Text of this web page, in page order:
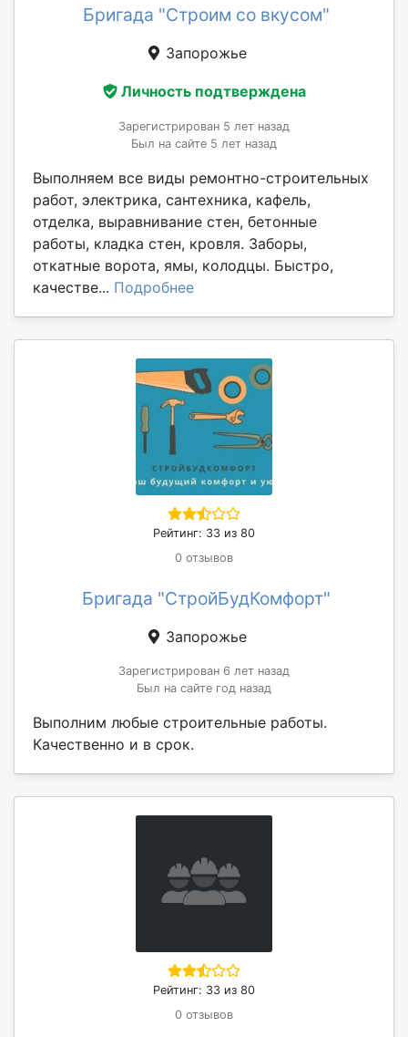
Бригада "Строим со вкусом"
Запорожье
Личность подтверждена
Зарегистрирован 5 лет назад
Был на сайте 5 лет назад
Выполняем все виды ремонтно-строительных
работ, электрика, сантехника, кафель,
отделка, выравнивание стен, бетонные
работы, кладка стен, кровля. Заборы,
откатные ворота, ямы, колодцы. Быстро,
качестве... Подробнее
Рейтинг: 33 из 80
0 отзывов
Бригада "СтройБудКомфорт"
Запорожье
Зарегистрирован 6 лет назад
Был на сайте год назад
Выполним любые строительные работы.
Качественно и в срок.
Рейтинг: 33 из 80
0 отзывов